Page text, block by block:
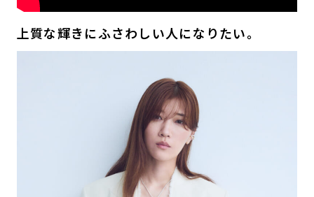
上質な輝きにふさわしい人になりたい。